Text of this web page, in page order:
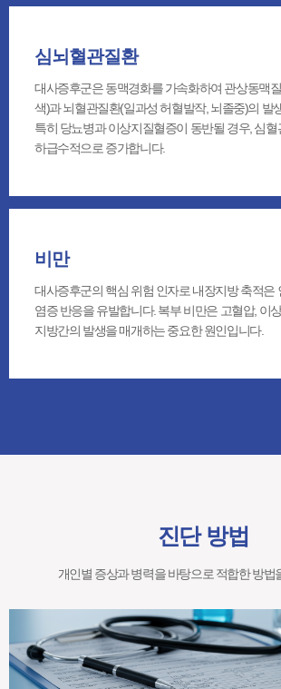
심뇌혈관질환
대사증후군은 동맥경화를 가속화하여 관상동맥
색)과 뇌혈관질환(일과성 허혈발작, 뇌졸중)의 발
특히 당뇨병과 이상지질혈증이 동반될 경우, 심혈
하급수적으로 증가합니다.
비만
대사증후군의 핵심 위험 인자로 내장지방 축적은
염증 반응을 유발합니다. 복부 비만은 고혈압, 이
지방간의 발생을 매개하는 중요한 원인입니다.
진단 방법
개인별 증상과 병력을 바탕으로 적합한 방법